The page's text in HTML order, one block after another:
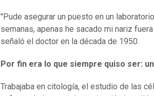
"Pude asegurar un puesto en un
semanas, apenas he sacado mi nariz
señaló el doctor en la década de 1950.
Por fin era lo que siempre quiso ser:
Trabajaba en citología, el estudio de las